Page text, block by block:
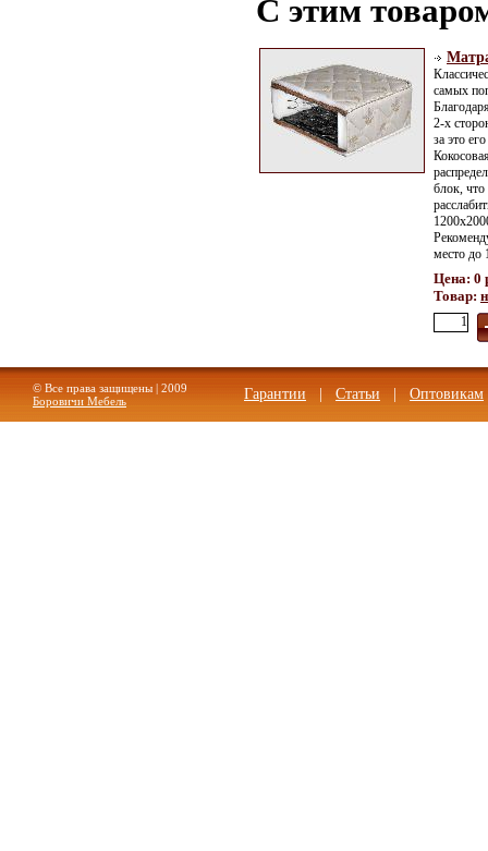
С этим
самых
2-х
за это
блок,
место до
Цена: 0
Товар:
© Все права защищены | 2009
Боровичи Мебель
Гарантии Статьи Оптовикам